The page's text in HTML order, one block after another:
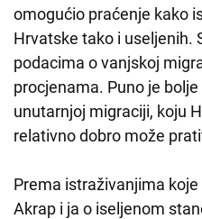
omogućio praćenje kako
Hrvatske tako i useljenih.
podacima o vanjskoj
procjenama. Puno je
unutarnjoj migraciji, koju
relativno dobro može
Prema istraživanjima
Akrap i ja o iseljenom